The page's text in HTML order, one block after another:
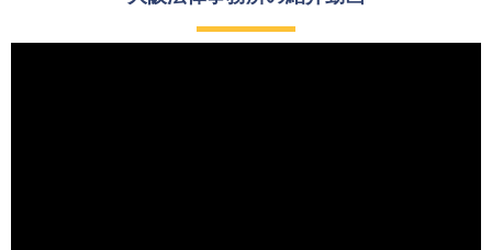
件に力を入れたいと考えるようになりました。